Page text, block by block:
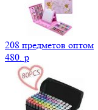
208 предметов оптом
480. p